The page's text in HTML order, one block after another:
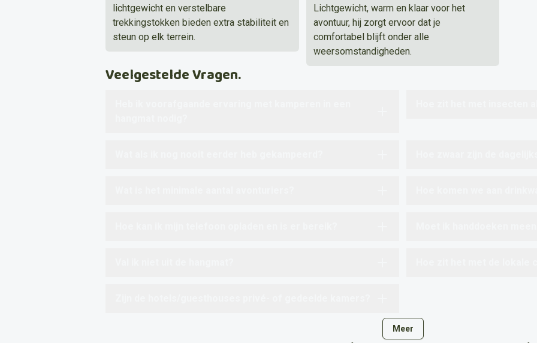
lichtgewicht en verstelbare
trekkingstokken bieden extra stabiliteit en
steun op elk terrein.
Lichtgewicht, warm en klaar voor het
avontuur, hij zorgt ervoor dat je
comfortabel blijft onder alle
weersomstandigheden.
Veelgestelde Vragen.
Meer